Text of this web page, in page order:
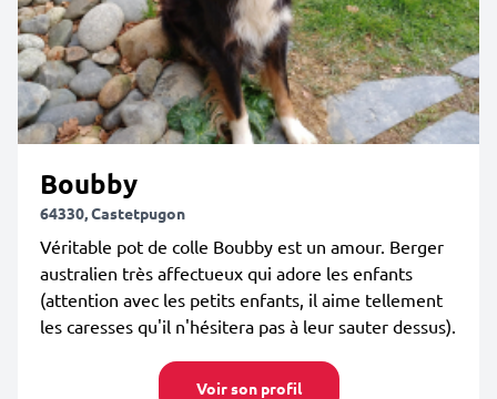
Boubby
64330, Castetpugon
Véritable pot de colle Boubby est un amour. Berger
australien très affectueux qui adore les enfants
(attention avec les petits enfants, il aime tellement
les caresses qu'il n'hésitera pas à leur sauter dessus).
Voir son profil